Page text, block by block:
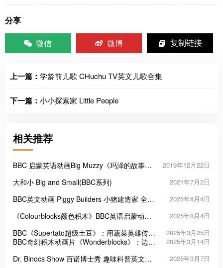
分享
微信
微博 复制链接
上一篇： 学龄前儿歌 CHuchu TV英文儿歌合集
下一篇： 小小探索家 Little People
相关推荐
BBC 启蒙英语动画Big Muzzy《玛泽的故事》
2019年12月22日
大和小 Big and Small(BBC系列) 2021年7月2日
BBC英文动画 Piggy Builders 小猪建造家 全26
2025年8月4日
《Colourblocks颜色积木》BBC英语启蒙动画
2025年8月4日
BBC《Supertato超级土豆》：用蔬菜英雄传递
勇气与友爱的童趣宇宙
2025年3月25日
BBC奇幻积木动画片《Wonderblocks》：边玩
2025年3月14日
Dr. Binocs Show 百诺博士秀 趣味科普英文启
2025年3月7日